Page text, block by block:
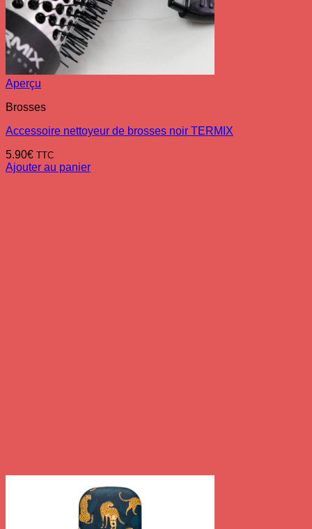
Aperçu
Brosses
Accessoire nettoyeur de brosses noir TERMIX
5.90€ TTC
Ajouter au panier